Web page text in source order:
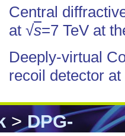
Central
at √s=7 TeV at
Deeply-virtual
recoil detector
>DPG-